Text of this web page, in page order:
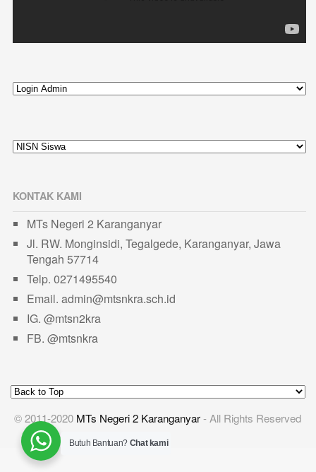
KONTAK KAMI
MTs Negeri 2 Karanganyar
Jl. RW. Monginsidi, Tegalgede, Karanganyar, Jawa
Tengah 57714
Telp. 0271495540
Email. admin@mtsnkra.sch.id
IG. @mtsn2kra
FB. @mtsnkra
© 2011-2020 MTs Negeri 2 Karanganyar- All Rights Reserved
Butuh Bantuan? Chat kami